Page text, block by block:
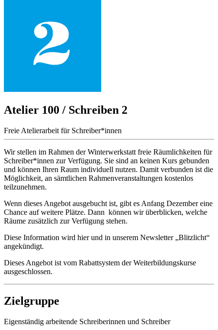
Atelier 100 / Schreiben 2
Freie Atelierarbeit für Schreiber*innen
Wir stellen im Rahmen der Winterwerkstatt freie Räumlichkeiten für
Schreiber*innen zur Verfügung. Sie sind an keinen Kurs gebunden
und können Ihren Raum individuell nutzen. Damit verbunden ist die
Möglichkeit, an sämtlichen Rahmenveranstaltungen kostenlos
teilzunehmen.
Wenn dieses Angebot ausgebucht ist, gibt es Anfang Dezember eine
Chance auf weitere Plätze. Dann können wir überblicken, welche
Räume zusätzlich zur Verfügung stehen.
Diese Information wird hier und in unserem Newsletter „Blitzlicht“
angekündigt.
Dieses Angebot ist vom Rabattsystem der Weiterbildungskurse
ausgeschlossen.
Zielgruppe
Eigenständig arbeitende Schreiberinnen und Schreiber